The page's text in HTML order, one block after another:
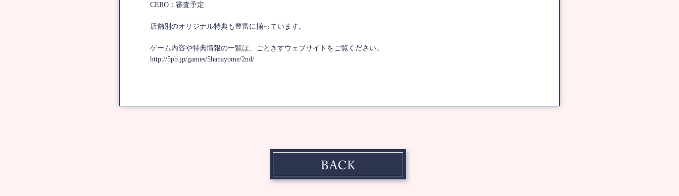
CERO：審査予定
店舗別のオリジナル特典も豊富に揃っています。
ゲーム内容や特典情報の一覧は、ごときすウェブサイトをご覧ください。
http://5pb.jp/games/5hanayome/2nd/